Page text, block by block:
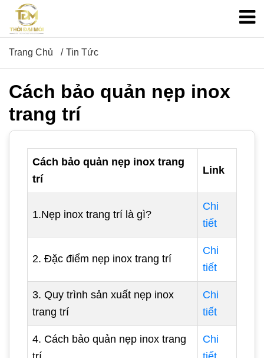
Trang Chủ Tin Tức
Cách bảo quản nẹp inox
trang trí
Cách bảo quản nẹp inox trang
trí
Link
1.Nẹp inox trang trí là gì?
Chi
tiết
2. Đặc điểm nẹp inox trang trí
Chi
tiết
3. Quy trình sản xuất nẹp inox
trang trí
Chi
tiết
4. Cách bảo quản nẹp inox trang
Chi